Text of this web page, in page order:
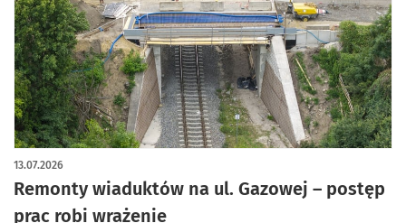
Remonty wiaduktów na ul. Gazowej – postęp
prac robi wrażenie
13.07.2026
artykuł z galerią zdjęć